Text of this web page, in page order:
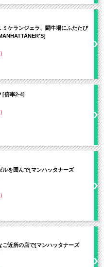
ミケランジェラ、闘牛場にふたたび
[倍率2-4]
ルを囲んで[マンハッタナーズ
ご近所の店で[マンハッタナーズ